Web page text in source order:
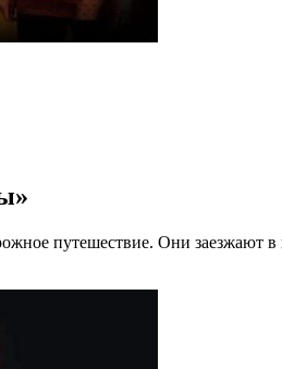
путешествие. Они заезжают